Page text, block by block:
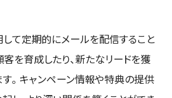
して定期的にメールを配信すること
を育成したり、新たなリードを獲
。キャンペーン情報や特典の提供